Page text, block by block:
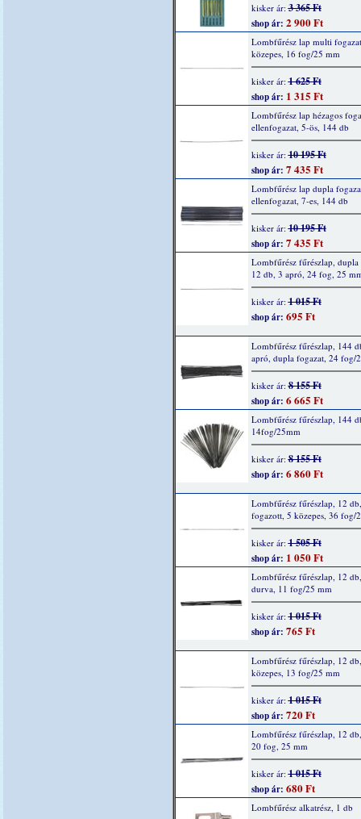
kisker ár:3 365 Ft
shop ár: 2 900 Ft
Lombfűrész lap multi
közepes, 16 fog/25 mm
kisker ár:1 625 Ft
shop ár: 1 315 Ft
Lombfűrész lap hézagos
ellenfogazat, 5-ös, 144 db
kisker ár:10 195 Ft
shop ár: 7 435 Ft
Lombfűrész lap dupla
ellenfogazat, 7-es, 144 db
kisker ár:10 195 Ft
shop ár: 7 435 Ft
Lombfűrész fűrészlap, dupla
12 db, 3 apró, 24 fog, 25
kisker ár:1 015 Ft
shop ár: 695 Ft
Lombfűrész fűrészlap, 144
apró, dupla fogazat, 24 fog/
kisker ár:8 155 Ft
shop ár: 6 665 Ft
Lombfűrész fűrészlap, 144
14fog/25mm
kisker ár:8 155 Ft
shop ár: 6 860 Ft
Lombfűrész fűrészlap, 12
fogazott, 5 közepes, 36 fog/
kisker ár:1 505 Ft
shop ár: 1 050 Ft
Lombfűrész fűrészlap, 12
durva, 11 fog/25 mm
kisker ár:1 015 Ft
shop ár: 765 Ft
Lombfűrész fűrészlap, 12
közepes, 13 fog/25 mm
kisker ár:1 015 Ft
shop ár: 720 Ft
Lombfűrész fűrészlap, 12
20 fog, 25 mm
kisker ár:1 015 Ft
shop ár: 680 Ft
Lombfűrész alkatrész, 1 db